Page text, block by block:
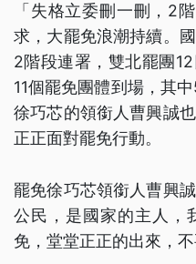
「失格立委刪一刪，2
求，大罷免浪潮持續。
2階段連署，雙北罷團
11個罷免團體到場，其
徐巧芯的領銜人曹興誠
正正面對罷免行動。
罷免徐巧芯領銜人曹興
公民，是國家的主人，
免，堂堂正正的出來，不